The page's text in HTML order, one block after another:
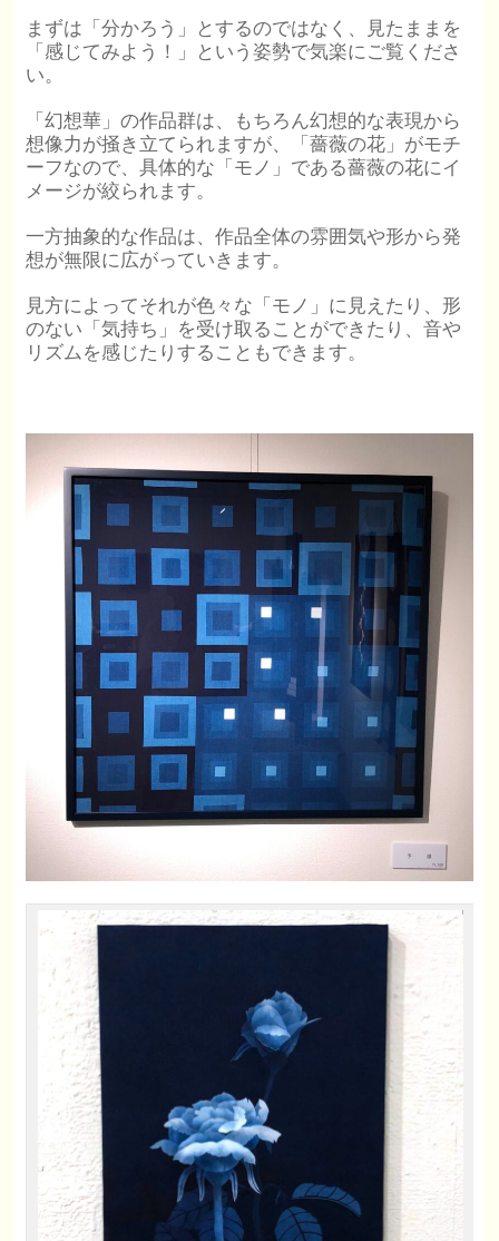
まずは「分かろう」とするのではなく、見たままを
「感じてみよう！」という姿勢で気楽にご覧くださ
い。
「幻想華」の作品群は、もちろん幻想的な表現から
想像力が掻き立てられますが、「薔薇の花」がモチ
ーフなので、具体的な「モノ」である薔薇の花にイ
メージが絞られます。
一方抽象的な作品は、作品全体の雰囲気や形から発
想が無限に広がっていきます。
見方によってそれが色々な「モノ」に見えたり、形
のない「気持ち」を受け取ることができたり、音や
リズムを感じたりすることもできます。